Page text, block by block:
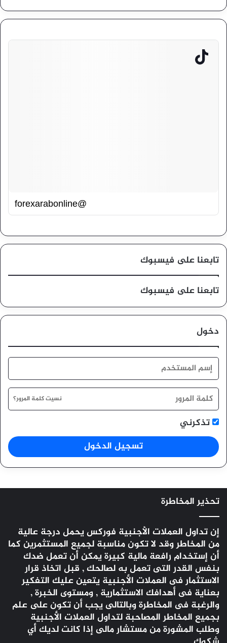
@forexarabonline
تابعنا على فيسبوك
تابعنا على فيسبوك
دخول
نسيت كلمة المرور؟
تذكرني
تسجيل الدخول
تحذير المخاطرة
إن تداول العملات الأجنبية فوركسيحمل درجة عالية
من المخاطر وقد لا تكون مناسبة لجميع المستثمرين كما
أن إستخدام رافعة مالية كبيرة يمكن أن تعمل ضدك
بنفس القدر التى تعمل به لصالحك , قبل اتخاذ قرار
الاستثمار فى العملات الأجنبية يتعين عليك التفكير
بعناية فى أهدافك الاستثمارية , ومستوى الخبرة ,
والرغبة فى المخاطرة وبالتالى يجب أن تكون على علم
بجميع المخاطر المصاحبة لتداول العملات الأجنبية
وطلب المشورة من مستشار مالى إذا كانت لديك أي